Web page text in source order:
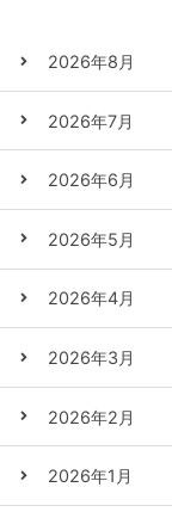
2026年8月
2026年7月
2026年6月
2026年5月
2026年4月
2026年3月
2026年2月
2026年1月